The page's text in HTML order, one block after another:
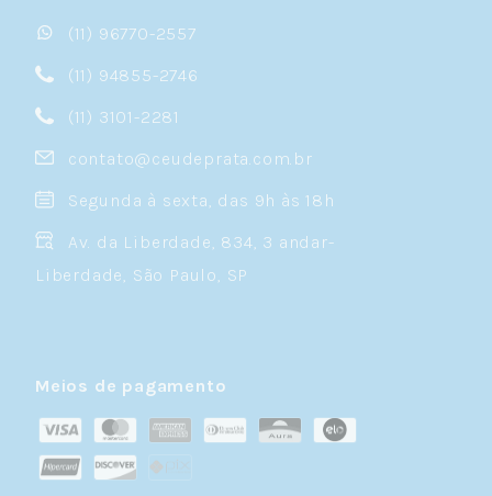
(11) 96770-2557
(11) 94855-2746
(11) 3101-2281
contato@ceudeprata.com.br
Segunda à sexta, das 9h às 18h
Av. da Liberdade, 834, 3 andar-
Liberdade, São Paulo, SP
Meios de pagamento